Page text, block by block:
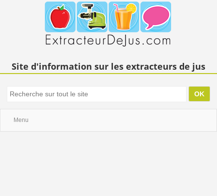
Site d'information sur les extracteurs de jus
Menu